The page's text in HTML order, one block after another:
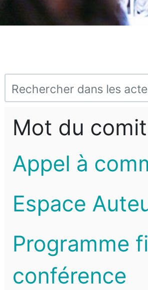
Mot du
Appel à
Espace
Programme
conférence